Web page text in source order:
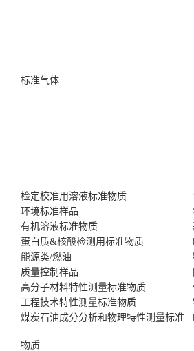
标准气体
检定校准用溶液标准物质
环境标准样品
有机溶液标准物质
蛋白质&核酸检测用标准物质
能源类/燃油
质量控制样品
高分子材料特性测量标准物质
工程技术特性测量标准物质
煤炭石油成分分析和物理特性测量标准
物质